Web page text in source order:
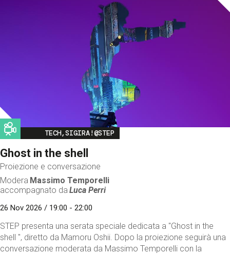
Image
TECH,SIGIRA!@STEP
Ghost in the shell
Proiezione e conversazione
Modera Massimo Temporelli
accompagnato da Luca Perri
26 Nov 2026 / 19:00 - 22:00
STEP presenta una serata speciale dedicata a "Ghost in the
shell ", diretto da Mamoru Oshii. Dopo la proiezione seguirà una
conversazione moderata da Massimo Temporelli con la